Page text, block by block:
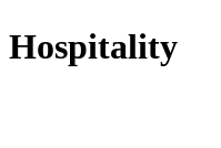
Hospitality